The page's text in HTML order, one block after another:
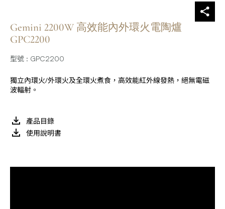
Gemini 2200W 高效能內外環火電陶爐
GPC2200
型號 : GPC2200
獨立內環火/外環火及全環火煮食，高效能紅外線發熱，絕無電磁
波輻射。
產品目錄
使用說明書